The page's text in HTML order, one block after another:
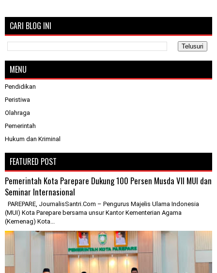
CARI BLOG INI
MENU
Pendidikan
Peristiwa
Olahraga
Pemerintah
Hukum dan Kriminal
FEATURED POST
Pemerintah Kota Parepare Dukung 100 Persen Musda VII MUI dan
Seminar Internasional
PAREPARE, JournalisSantri.Com – Pengurus Majelis Ulama Indonesia
(MUI) Kota Parepare bersama unsur Kantor Kementerian Agama
(Kemenag) Kota...